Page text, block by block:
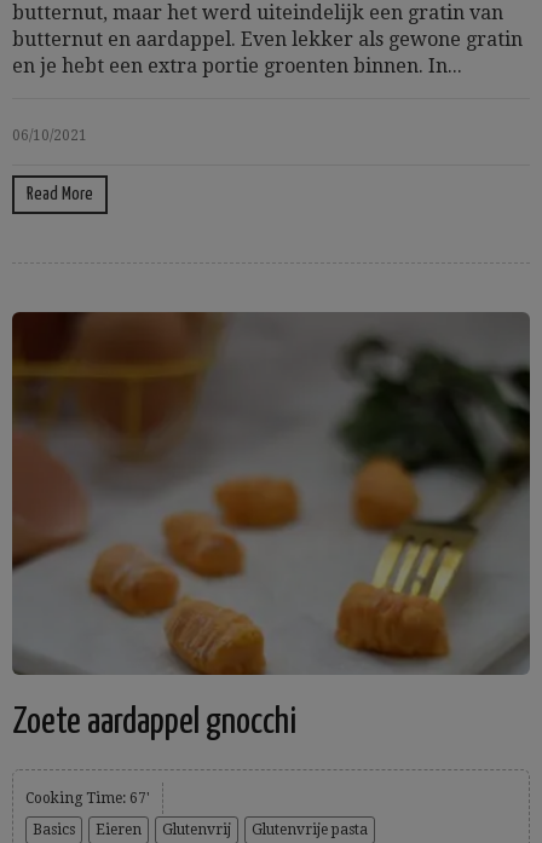
butternut, maar het werd uiteindelijk een gratin van
butternut en aardappel. Even lekker als gewone gratin
en je hebt een extra portie groenten binnen. In...
06/10/2021
Read More
Zoete aardappel gnocchi
Cooking Time: 67'
Basics
Eieren Glutenvrij Glutenvrije pasta